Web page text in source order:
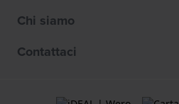
Chi siamo
Contattaci